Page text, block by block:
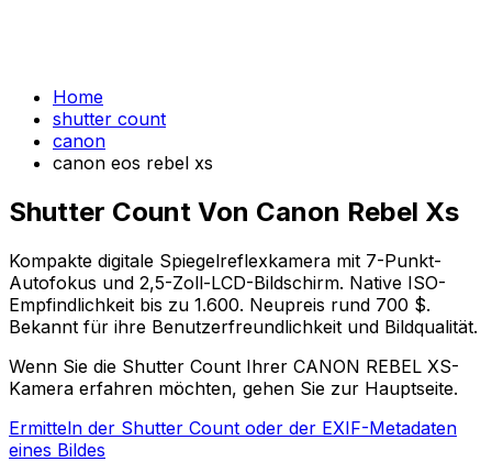
Home
shutter count
canon
canon eos rebel xs
Shutter Count Von Canon Rebel Xs
Kompakte digitale Spiegelreflexkamera mit 7-Punkt-
Autofokus und 2,5-Zoll-LCD-Bildschirm. Native ISO-
Empfindlichkeit bis zu 1.600. Neupreis rund 700 $.
Bekannt für ihre Benutzerfreundlichkeit und Bildqualität.
Wenn Sie die Shutter Count Ihrer CANON REBEL XS-
Kamera erfahren möchten, gehen Sie zur Hauptseite.
Ermitteln der Shutter Count oder der EXIF-Metadaten
eines Bildes